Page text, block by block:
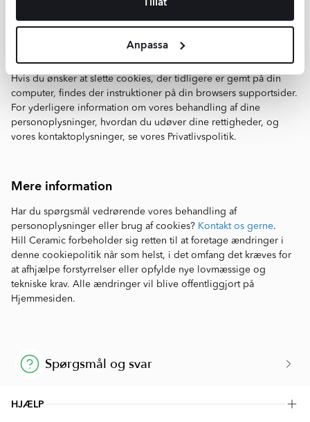
Anpassa
Spørgsmål og svar
HJÆLP
For at få adgang til Hjemmesiden kræves ikke samtykke til disse
cookies, men visse tjenester og funktioner kan være
Du kan til enhver tid tilbagekalde dit samtykke til cookies og
analyseværktøjer ved at klikke her ellerkontakte os.
Hvis du ønsker at slette cookies, der tidligere er gemt på din
computer, findes der instruktioner på din browsers supportsider.
For yderligere information om vores behandling af dine
personoplysninger, hvordan du udøver dine rettigheder, og
vores kontaktoplysninger, se vores Privatlivspolitik.
Mere information
Har du spørgsmål vedrørende vores behandling af
personoplysninger eller brug af cookies? Kontakt os gerne.
Hill Ceramic forbeholder sig retten til at foretage ændringer i
denne cookiepolitik når som helst, i det omfang det kræves for
at afhjælpe forstyrrelser eller opfylde nye lovmæssige og
tekniske krav. Alle ændringer vil blive offentliggjort på
Hjemmesiden.